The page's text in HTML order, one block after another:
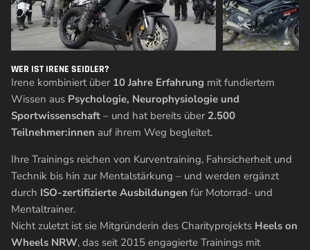
WER IST IRENE SEIDLER?
Irene kombiniert über 10 Jahre Erfahrung mit fundiertem
Wissen aus Psychologie, Neurophysiologie und
Sportwissenschaft – und hat bereits über 2.500
Teilnehmer:innen auf ihrem Weg begleitet.
Ihre Trainings reichen von Kurventraining, Fahrsicherheit und
Technik bis hin zur Mentalstärkung – und werden ergänzt
durch ISO-zertifizierte Ausbildungen für Motorrad- und
Mentaltrainer.
Nicht zuletzt ist sie Mitgründerin des Charityprojekts Heels on
Wheels NRW, das seit 2015 engagierte Trainings mit